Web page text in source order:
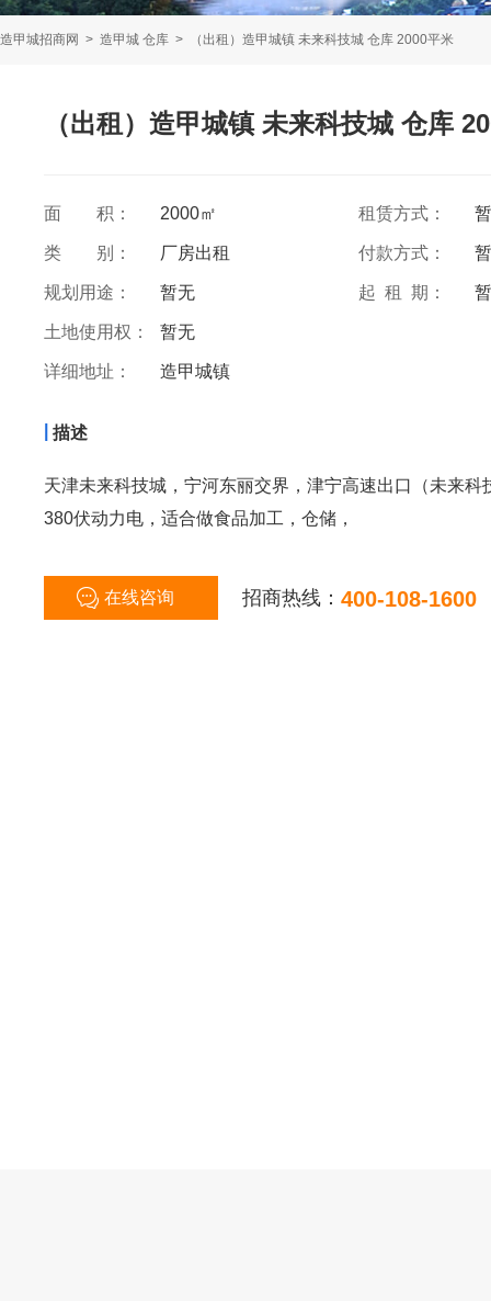
造甲城招商网 > 造甲城 仓库 > （出租）造甲城镇 未来科技城 仓库 2000平米
（出租）造甲城镇 未来科技城 仓库
面 积： 2000㎡ 租赁方式：
类 别： 厂房出租 付款方式：
规划用途： 暂无 起 租 期：
土地使用权： 暂无
详细地址： 造甲城镇
描述
天津未来科技城，宁河东丽交界，津宁高速出口（未来
380伏动力电，适合做食品加工，仓储，
在线咨询 招商热线： 400-108-1600